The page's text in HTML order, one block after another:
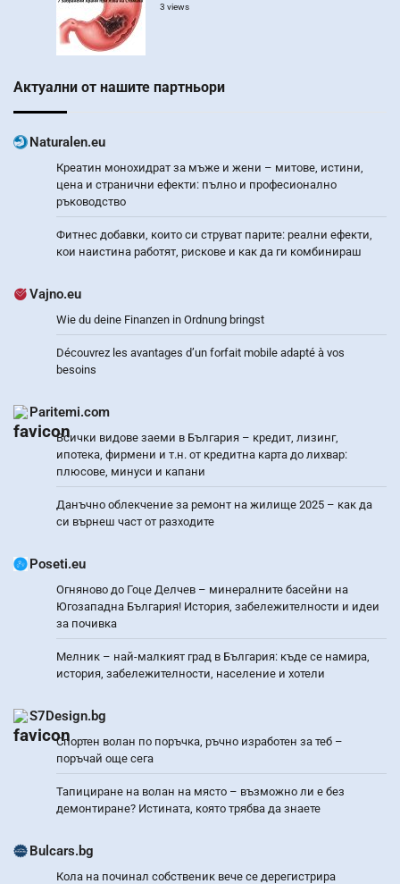
3 views
Актуални от нашите партньори
Naturalen.eu
Креатин монохидрат за мъже и жени – митове, истини,
цена и странични ефекти: пълно и професионално
ръководство
Фитнес добавки, които си струват парите: реални ефекти,
кои наистина работят, рискове и как да ги комбинираш
Vajno.eu
Wie du deine Finanzen in Ordnung bringst
Découvrez les avantages d’un forfait mobile adapté à vos
besoins
Paritemi.com
Всички видове заеми в България – кредит, лизинг,
ипотека, фирмени и т.н. от кредитна карта до лихвар:
плюсове, минуси и капани
Данъчно облекчение за ремонт на жилище 2025 – как да
си върнеш част от разходите
Poseti.eu
Огняново до Гоце Делчев – минералните басейни на
Югозападна България! История, забележителности и идеи
за почивка
Мелник – най-малкият град в България: къде се намира,
история, забележителности, население и хотели
S7Design.bg
Спортен волан по поръчка, ръчно изработен за теб –
поръчай още сега
Тапициране на волан на място – възможно ли е без
демонтиране? Истината, която трябва да знаете
Bulcars.bg
Кола на починал собственик вече се дерегистрира